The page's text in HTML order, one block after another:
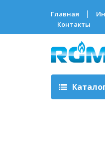
Главная
Контакты